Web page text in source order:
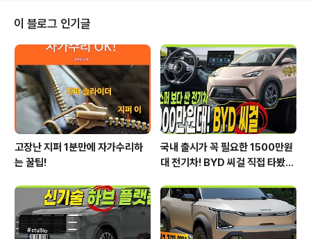
다. 새롭게 출시될 차량 중에서 주목해야 할 신차 7종류를
먼저 살펴보겠습니다. # 첫 번째로 출시될 주인공은 "칸"
렉스턴 스포츠 롱바디! 대한민국 유일의 픽업트럭인 렉스
턴 스포츠가 작년 이맘때에 국내 자동차 브랜드 중에서 가
장 먼저 픽업트럭인 렉스턴 스포츠를 선보였습니다. 기습
작전처럼 공개가 되었는데..
이 블로그 인기글
고장난 지퍼 1분만에 자가수리하
는 꿀팁!
국내 출시가 꼭 필요한 1500만원
대 전기차! BYD 씨걸 직접 타봤습